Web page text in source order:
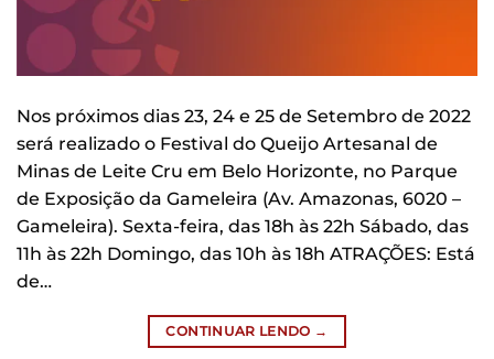
Nos próximos dias 23, 24 e 25 de Setembro de 2022
será realizado o Festival do Queijo Artesanal de
Minas de Leite Cru em Belo Horizonte, no Parque
de Exposição da Gameleira (Av. Amazonas, 6020 –
Gameleira). Sexta-feira, das 18h às 22h Sábado, das
11h às 22h Domingo, das 10h às 18h ATRAÇÕES: Está
de…
CONTINUAR LENDO →